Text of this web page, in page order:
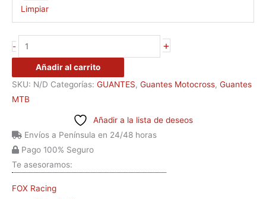
Limpiar
- +
Añadir al carrito
SKU: N/D Categorías: GUANTES, Guantes Motocross, Guantes
MTB
Añadir a la lista de deseos
Envíos a Península en 24/48 horas
Pago 100% Seguro
Te asesoramos:
FOX Racing